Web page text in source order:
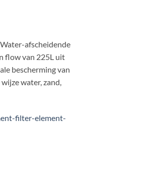
afscheidende
flow van 225L uit
bescherming van
water, zand,
filter-element-